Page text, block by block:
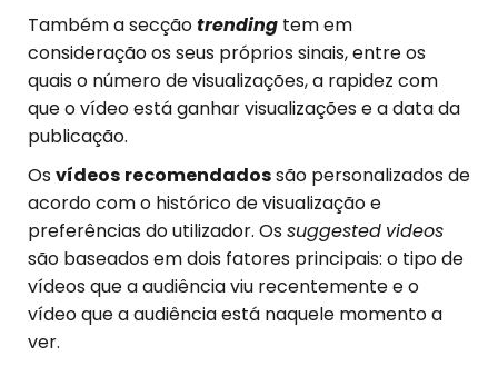
Também a secçãotrending tem em
consideração os seus próprios sinais, entre os
quais o número de visualizações, a rapidez com
que o vídeo está ganhar visualizações e a data da
publicação.
Osvídeos recomendadossão personalizados de
acordo com o histórico de visualização e
preferências do utilizador. Ossuggested videos
são baseados em dois fatores principais: o tipo de
vídeos que a audiência viu recentemente e o
vídeo que a audiência está naquele momento a
ver.